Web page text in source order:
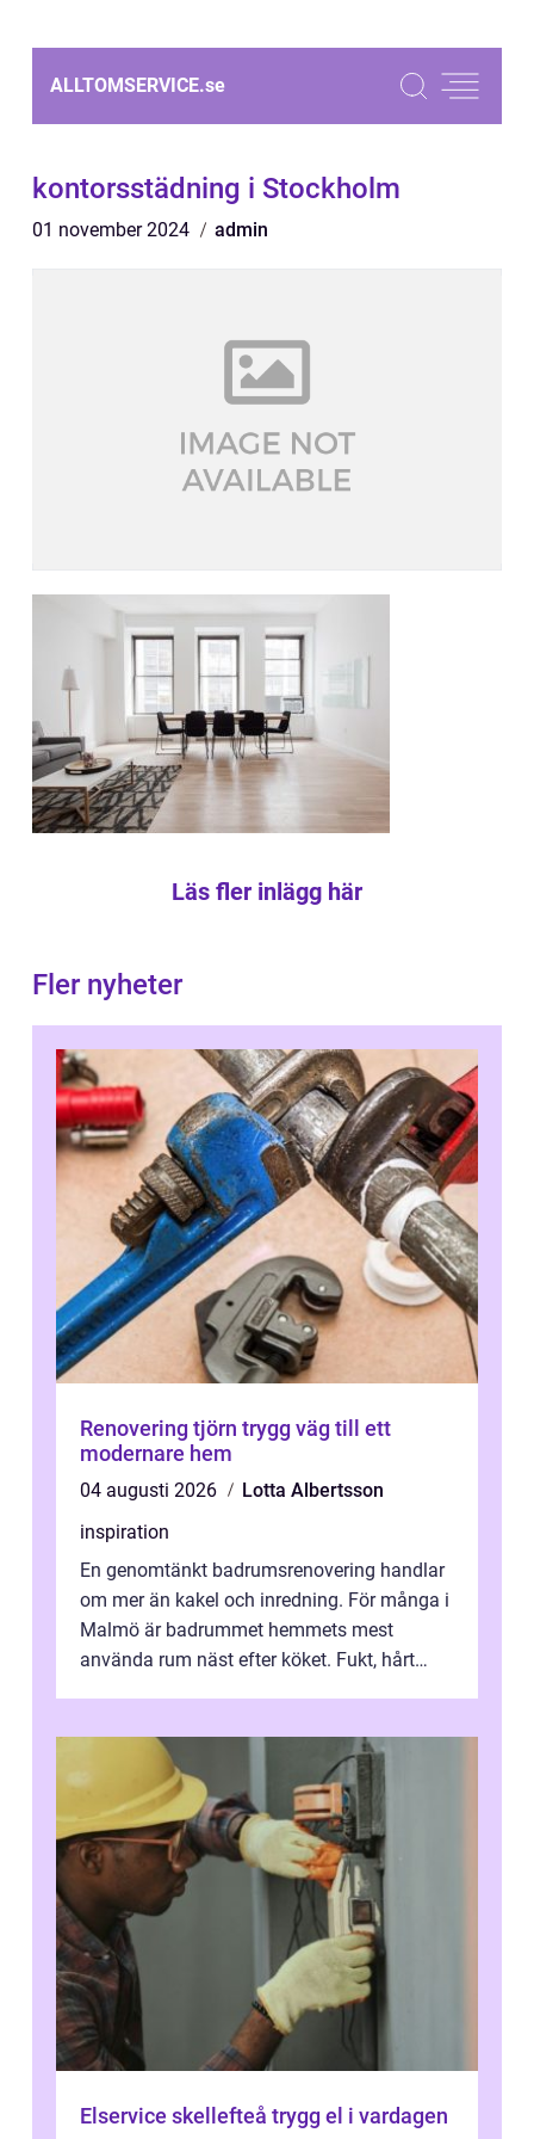
ALLTOMSERVICE.se
kontorsstädning i Stockholm
01 november 2024 admin
Läs fler inlägg här
Fler nyheter
Renovering tjörn trygg väg till ett
modernare hem
04 augusti 2026
Lotta Albertsson
inspiration
En genomtänkt badrumsrenovering handlar
om mer än kakel och inredning. För många i
Malmö är badrummet hemmets mest
använda rum näst efter köket. Fukt, hårt
Elservice skellefteå trygg el i vardagen